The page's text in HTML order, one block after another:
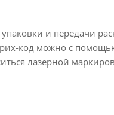
и передачи
код можно с
лазерной